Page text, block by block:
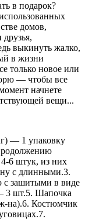
в подарок?
домов,
друзья,
выкинуть жалко,
в жизни
только новое или
— чтобы все
начнете
вещи...
— 1 упаковку
4-6 штук, из них
с длинными.3.
зашитыми в виде
3 шт.5. Шапочка
на).6. Костюмчик